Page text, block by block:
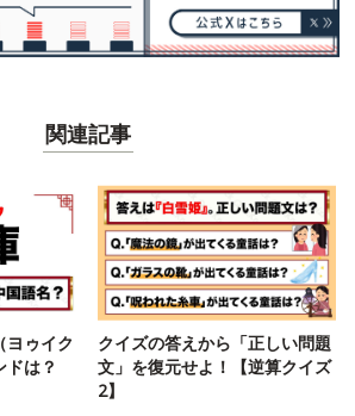
関連記事
ヨゥイク
ドは？
クイズの答えから「正しい問題
文」を復元せよ！【逆算クイズ
2】